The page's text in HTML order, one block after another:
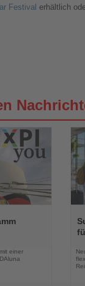
Festival erhältlich
einer
Sie
die